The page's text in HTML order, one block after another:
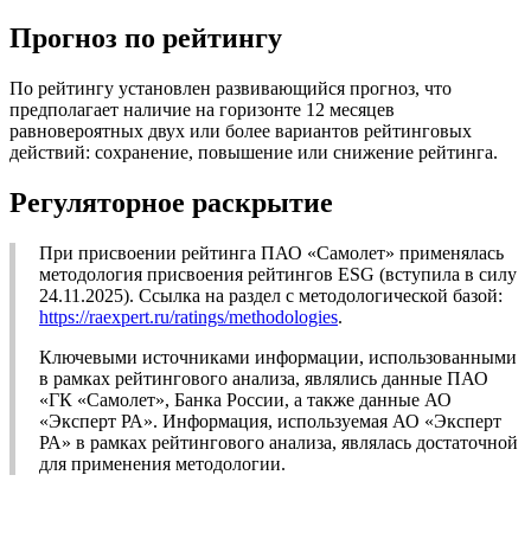
Прогноз по рейтингу
По рейтингу установлен развивающийся прогноз, что
предполагает наличие на горизонте 12 месяцев
равновероятных двух или более вариантов рейтинговых
действий: сохранение, повышение или снижение рейтинга.
Регуляторное раскрытие
При присвоении рейтинга ПАО «Самолет» применялась
методология присвоения рейтингов ESG (вступила в силу
24.11.2025). Ссылка на раздел с методологической базой:
https://raexpert.ru/ratings/methodologies.
Ключевыми источниками информации, использованными
в рамках рейтингового анализа, являлись данные ПАО
«ГК «Самолет», Банка России, а также данные АО
«Эксперт РА». Информация, используемая АО «Эксперт
РА» в рамках рейтингового анализа, являлась достаточной
для применения методологии.